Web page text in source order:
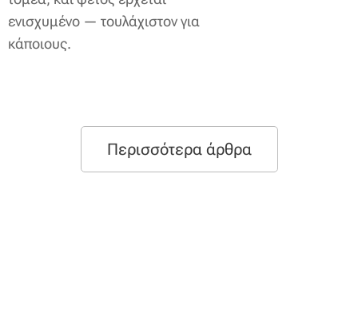
ενισχυμένο — τουλάχιστον για
κάποιους.
Περισσότερα άρθρα